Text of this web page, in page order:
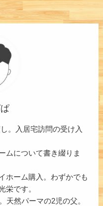
。入居宅訪問の受け入
ムについて書き綴りま
ホーム購入。わずかでも
栄です。
天然パーマの2児の父。